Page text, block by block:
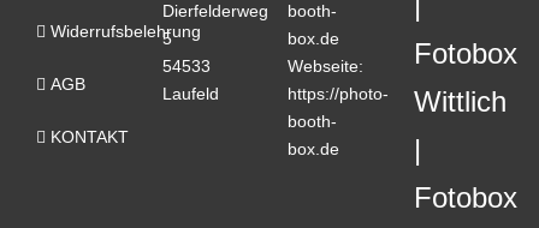
Widerrufsbelehrung
AGB
KONTAKT
Dierfelderweg
5
54533
Laufeld
booth-
box.de
Webseite:
https://photo-
booth-
box.de
Fotobox
Wittlich
Fotobox